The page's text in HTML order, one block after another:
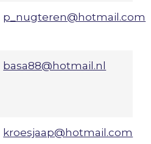
p_nugteren@hotmail.com
basa88@hotmail.nl
kroesjaap@hotmail.com